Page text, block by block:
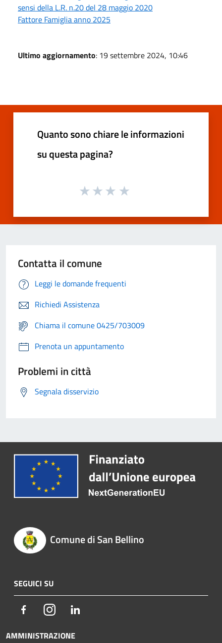
sensi della L.R. n.20 del 28 maggio 2020
Fattore Famiglia anno 2025
Ultimo aggiornamento: 19 settembre 2024, 10:46
Quanto sono chiare le informazioni
su questa pagina?
Contatta il comune
Leggi le domande frequenti
Richiedi Assistenza
Chiama il comune 0425/703009
Prenota un appuntamento
Problemi in città
Segnala disservizio
Comune di San Bellino
SEGUICI SU
FacebookInstagram
AMMINISTRAZIONE